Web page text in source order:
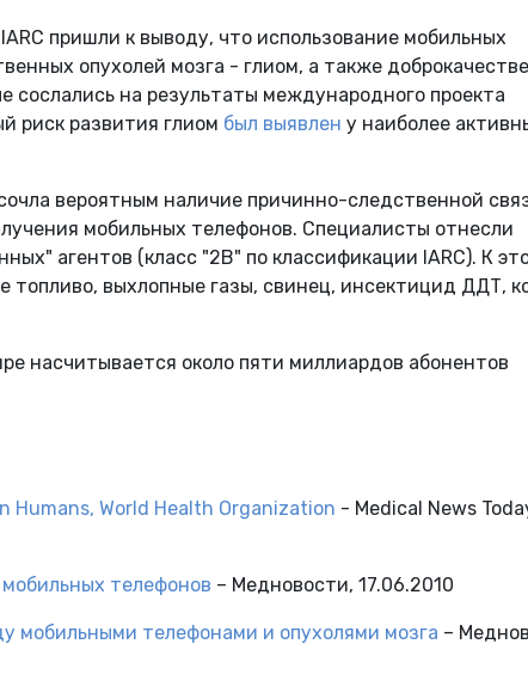
пришли к выводу, что использование мобильных
опухолей мозга - глиом, а также
сослались на результаты международного проекта
риск развития глиом был выявлен у наиболее
вероятным наличие причинно-следственной
мобильных телефонов. Специалисты отнесли
агентов (класс "2В" по классификации IARC). К
топливо, выхлопные газы, свинец, инсектицид ДДТ,
насчитывается около пяти миллиардов абонентов
Humans, World Health Organization - Medical News
телефонов – Медновости, 17.06.2010
мобильными телефонами и опухолями мозга –